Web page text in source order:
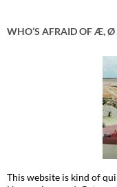
WHO’S AFRAID OF Æ, Ø
This website is kind of